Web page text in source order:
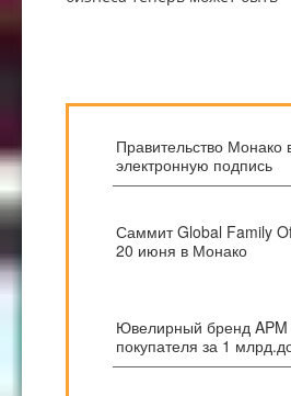
Правительство Монако
электронную подпись
Саммит Global Family
20 июня в Монако
Ювелирный бренд
покупателя за 1